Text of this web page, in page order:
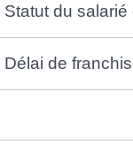
Statut du salarié
Délai de